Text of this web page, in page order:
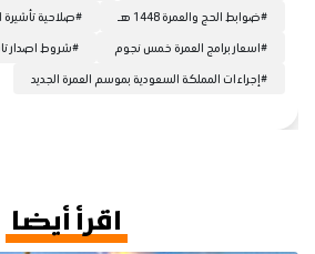
#ضوابط الحج والعمرة 1448 هـ #صلاحية تأشيرة
#اسعار برامج العمرة خمس نجوم #شروط اصدار
#إجراءات المملكة السعودية بموسم العمرة الجديد
اقرأ أيضا